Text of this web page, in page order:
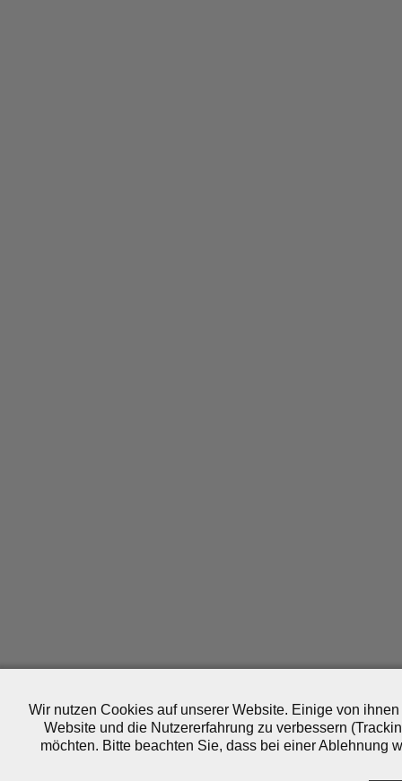
Wir nutzen Cookies auf unserer Website. Einige von
Website und die Nutzererfahrung zu verbessern
möchten. Bitte beachten Sie, dass bei einer Ablehnung